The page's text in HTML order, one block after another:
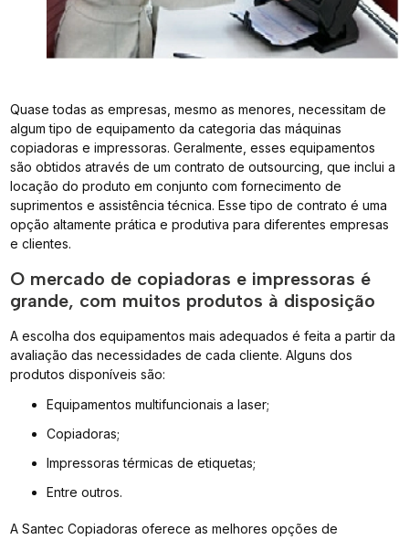
Quase todas as empresas, mesmo as menores, necessitam de
algum tipo de equipamento da categoria das máquinas
copiadoras e impressoras. Geralmente, esses equipamentos
são obtidos através de um contrato de outsourcing, que inclui a
locação do produto em conjunto com fornecimento de
suprimentos e assistência técnica. Esse tipo de contrato é uma
opção altamente prática e produtiva para diferentes empresas
e clientes.
O mercado de copiadoras e impressoras é
grande, com muitos produtos à disposição
A escolha dos equipamentos mais adequados é feita a partir da
avaliação das necessidades de cada cliente. Alguns dos
produtos disponíveis são:
Equipamentos multifuncionais a laser;
Copiadoras;
Impressoras térmicas de etiquetas;
Entre outros.
A Santec Copiadoras oferece as melhores opções de